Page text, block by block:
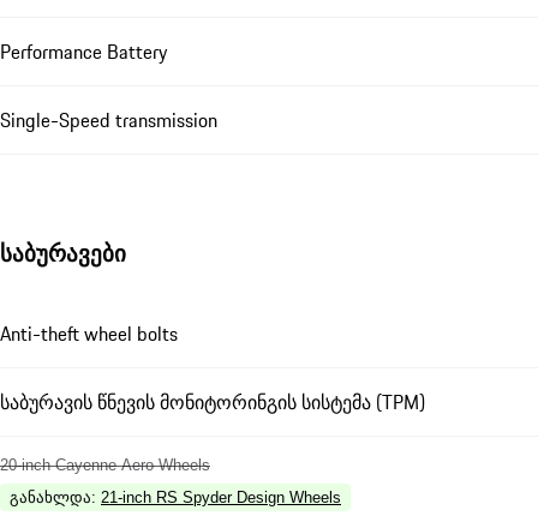
Performance Battery
Single-Speed transmission
საბურავები
Anti-theft wheel bolts
საბურავის წნევის მონიტორინგის სისტემა (TPM)
20-inch Cayenne Aero Wheels
განახლდა: 21-inch RS Spyder Design Wheels